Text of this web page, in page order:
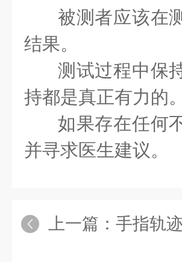
被测者应该在
结果。
测试过程中保
持都是真正有力的
如果存在任何
并寻求医生建议。
上一篇： 手指轨迹